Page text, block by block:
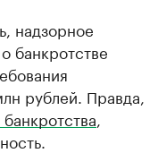
надзорное
банкротстве
рублей. Правда,